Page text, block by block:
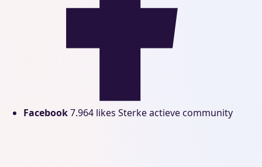
Facebook7.964 likes Sterke actieve community